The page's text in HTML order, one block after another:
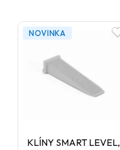
NOVINKA
KLÍNY SMART LEVEL,